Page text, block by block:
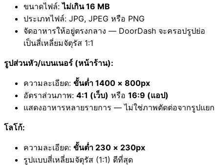
ขนาดไฟล์:ไม่เกิน 16 MB
ประเภทไฟล์: JPG, JPEG หรือ PNG
จัดอาหารให้อยู่ตรงกลาง — DoorDash จะครอปรูปย่อ
เป็นสี่เหลี่ยมจัตุรัส 1:1
รูปส่วนหัว/แบนเนอร์ (หน้าร้าน):
ความละเอียด: ขั้นต่ำ 1400 × 800px
อัตราส่วนภาพ: 4:1 (เว็บ) หรือ 16:9 (แอป)
แสดงอาหารหลายรายการ — ไม่ใช่ภาพตัดต่อจากรูปแยก
โลโก้:
ความละเอียด: ขั้นต่ำ 230 × 230px
รูปแบบสี่เหลี่ยมจัตุรัส (1:1) ดีที่สุด